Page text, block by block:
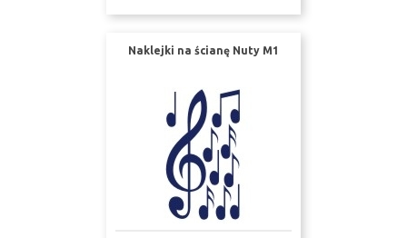
Naklejki na ścianę Nuty M1